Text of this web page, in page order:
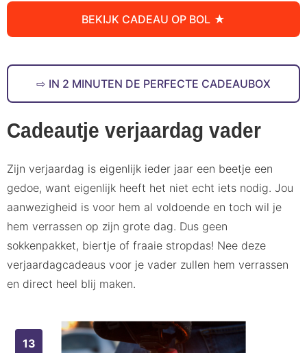
BEKIJK CADEAU OP BOL
IN 2 MINUTEN DE PERFECTE CADEAUBOX
Cadeautje verjaardag vader
Zijn verjaardag is eigenlijk ieder jaar een beetje een
gedoe, want eigenlijk heeft het niet echt iets nodig. Jou
aanwezigheid is voor hem al voldoende en toch wil je
hem verrassen op zijn grote dag. Dus geen
sokkenpakket, biertje of fraaie stropdas! Nee deze
verjaardagcadeaus voor je vader zullen hem verrassen
en direct heel blij maken.